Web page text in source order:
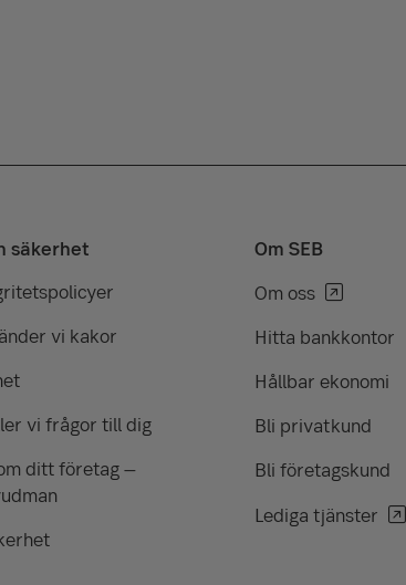
säkerhet
vi kakor
vi frågor till dig
ditt företag –
Om SEB
Om oss
Hitta bankkontor
Hållbar ekonomi
Bli privatkund
Bli företagskund
Lediga tjänster